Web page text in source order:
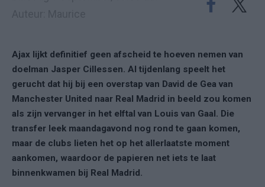
Ajax lijkt definitief geen afscheid te hoeven nemen van
doelman Jasper Cillessen. Al tijdenlang speelt het
gerucht dat hij bij een overstap van David de Gea van
Manchester United naar Real Madrid in beeld zou komen
als zijn vervanger in het elftal van Louis van Gaal. Die
transfer leek maandagavond nog rond te gaan komen,
maar de clubs lieten het op het allerlaatste moment
aankomen, waardoor de papieren net iets te laat
binnenkwamen bij Real Madrid.